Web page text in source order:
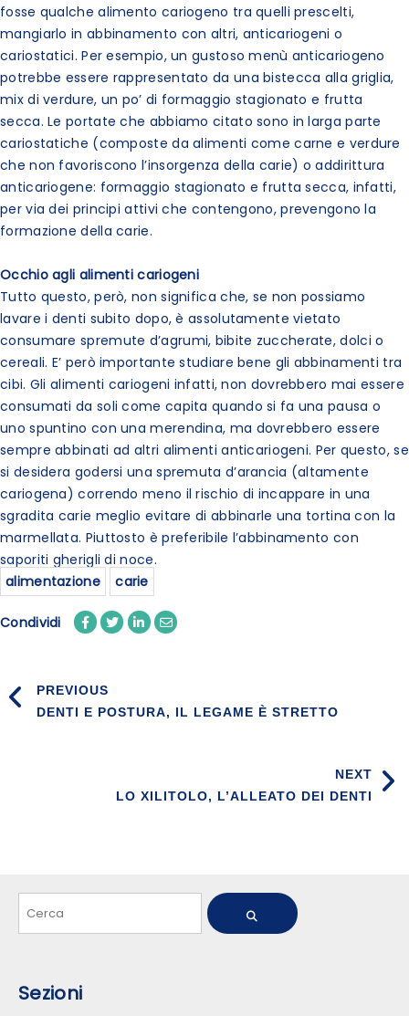
fosse qualche alimento cariogeno tra quelli prescelti,
mangiarlo in abbinamento con altri, anticariogeni o
cariostatici. Per esempio, un gustoso menù anticariogeno
potrebbe essere rappresentato da una bistecca alla griglia,
mix di verdure, un po’ di formaggio stagionato e frutta
secca. Le portate che abbiamo citato sono in larga parte
cariostatiche (composte da alimenti come carne e verdure
che non favoriscono l’insorgenza della carie) o addirittura
anticariogene: formaggio stagionato e frutta secca, infatti,
per via dei principi attivi che contengono, prevengono la
formazione della carie.
Occhio agli alimenti cariogeni
Tutto questo, però, non significa che, se non possiamo
lavare i denti subito dopo, è assolutamente vietato
consumare spremute d’agrumi, bibite zuccherate, dolci o
cereali. E’ però importante studiare bene gli abbinamenti tra
cibi. Gli alimenti cariogeni infatti, non dovrebbero mai essere
consumati da soli come capita quando si fa una pausa o
uno spuntino con una merendina, ma dovrebbero essere
sempre abbinati ad altri alimenti anticariogeni. Per questo, se
si desidera godersi una spremuta d’arancia (altamente
cariogena) correndo meno il rischio di incappare in una
sgradita carie meglio evitare di abbinarle una tortina con la
marmellata. Piuttosto è preferibile l’abbinamento con
saporiti gherigli di noce.
alimentazione
carie
Condividi
PREVIOUS
DENTI E POSTURA, IL LEGAME È STRETTO
NEXT
LO XILITOLO, L’ALLEATO DEI DENTI
Sezioni